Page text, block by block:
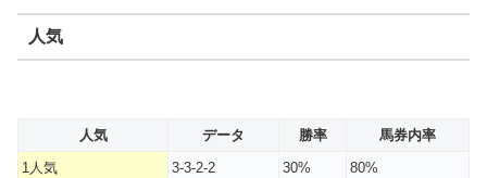
人気
人気 データ 勝率
馬券内率
1人気
3-3-2-2 30%
80%